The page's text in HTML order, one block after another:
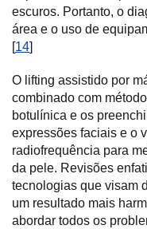
escuros. Portanto, o
área e o uso de
[14]
O lifting assistido por
combinado com
botulínica e os
expressões faciais e o
radiofrequência para
da pele. Revisões
tecnologias que visam
um resultado mais
abordar todos os